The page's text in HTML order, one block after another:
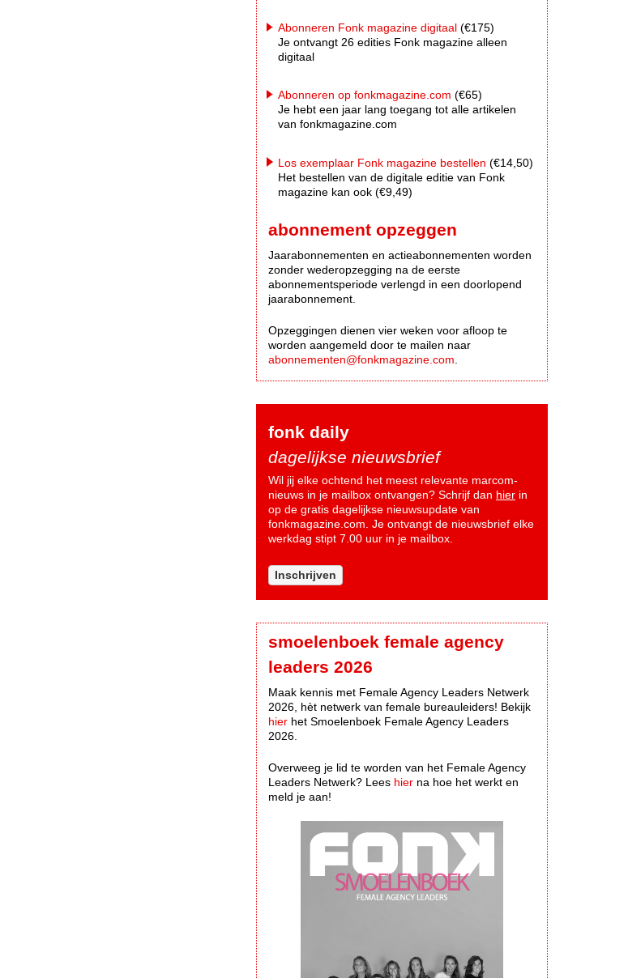
Abonneren Fonk magazine digitaal (€175)
Je ontvangt 26 edities Fonk magazine alleen
digitaal
Abonneren op fonkmagazine.com (€65)
Je hebt een jaar lang toegang tot alle artikelen
van fonkmagazine.com
Los exemplaar Fonk magazine bestellen (€14,50)
Het bestellen van de digitale editie van Fonk
magazine kan ook (€9,49)
abonnement opzeggen
Jaarabonnementen en actieabonnementen worden
zonder wederopzegging na de eerste
abonnementsperiode verlengd in een doorlopend
jaarabonnement.
Opzeggingen dienen vier weken voor afloop te
worden aangemeld door te mailen naar
abonnementen@fonkmagazine.com
fonk daily
dagelijkse nieuwsbrief
Wil jij elke ochtend het meest relevante marcom-
nieuws in je mailbox ontvangen? Schrijf dan hier in
op de gratis dagelijkse nieuwsupdate van
fonkmagazine.com. Je ontvangt de nieuwsbrief elke
werkdag stipt 7.00 uur in je mailbox.
Inschrijven
smoelenboek female agency
leaders 2026
Maak kennis met Female Agency Leaders Netwerk
2026, hèt netwerk van female bureauleiders! Bekijk
hier het Smoelenboek Female Agency Leaders
2026.
Overweeg je lid te worden van het Female Agency
Leaders Netwerk? Lees hier na hoe het werkt en
meld je aan!